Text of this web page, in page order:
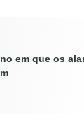
em que os